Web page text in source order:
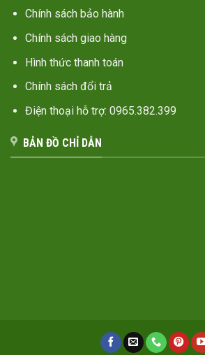
Chính sách bảo hành
Chính sách giao hàng
Hình thức thanh toán
Chính sách đổi trả
Điện thoại hỗ trợ: 0965.382.399
BẢN ĐỒ CHỈ DẪN